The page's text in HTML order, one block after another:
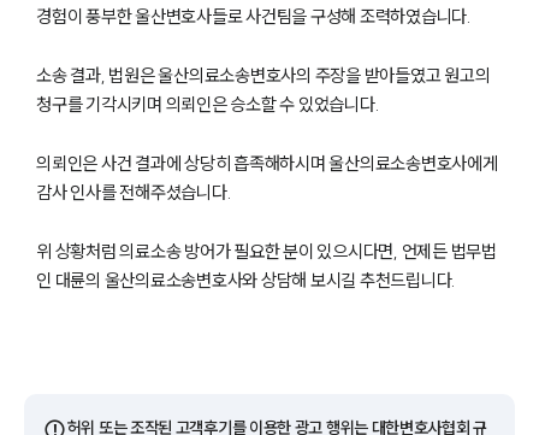
그룹소개
그룹소개
대륜의 강점
경험이 풍부한 울산변호사들로 사건팀을 구성해 조력하였습니다.
소송 결과, 법원은 울산의료소송변호사의 주장을 받아들였고 원고의
청구를 기각시키며 의뢰인은 승소할 수 있었습니다.
의뢰인은 사건 결과에 상당히 흡족해하시며 울산의료소송변호사에게
감사 인사를 전해주셨습니다.
위 상황처럼 의료소송 방어가 필요한 분이 있으시다면, 언제든 법무법
인 대륜의 울산의료소송변호사와 상담해 보시길 추천드립니다.
⚠️허위 또는 조작된 고객후기를 이용한 광고 행위는 대한변호사협회 규